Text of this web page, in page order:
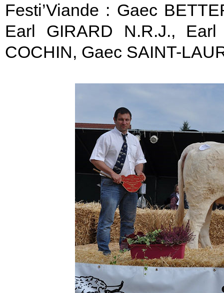
Festi’Viande : Gaec
Earl GIRARD N.R.J.,
COCHIN, Gaec SAINT-